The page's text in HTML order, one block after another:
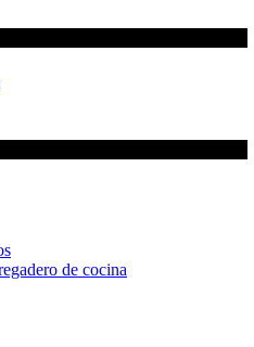
de cocina